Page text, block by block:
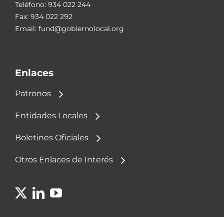
Teléfono: 934 022 244
Fax: 934 022 292
Email: fund@gobiernolocal.org
Enlaces
Patronos
Entidades Locales
Boletines Oficiales
Otros Enlaces de Interés